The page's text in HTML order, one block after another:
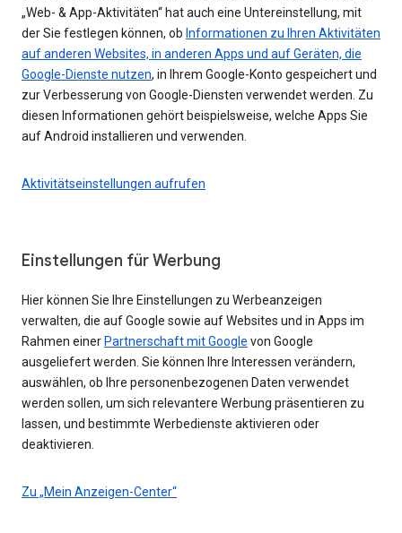
„Web- & App-Aktivitäten“ hat auch eine Untereinstellung, mit
der Sie festlegen können, ob Informationen zu Ihren Aktivitäten
auf anderen Websites, in anderen Apps und auf Geräten, die
Google-Dienste nutzen, in Ihrem Google-Konto gespeichert und
zur Verbesserung von Google-Diensten verwendet werden. Zu
diesen Informationen gehört beispielsweise, welche Apps Sie
auf Android installieren und verwenden.
Aktivitätseinstellungen aufrufen
Einstellungen für Werbung
Hier können Sie Ihre Einstellungen zu Werbeanzeigen
verwalten, die auf Google sowie auf Websites und in Apps im
Rahmen einer Partnerschaft mit Google von Google
ausgeliefert werden. Sie können Ihre Interessen verändern,
auswählen, ob Ihre personenbezogenen Daten verwendet
werden sollen, um sich relevantere Werbung präsentieren zu
lassen, und bestimmte Werbedienste aktivieren oder
deaktivieren.
Zu „Mein Anzeigen-Center“